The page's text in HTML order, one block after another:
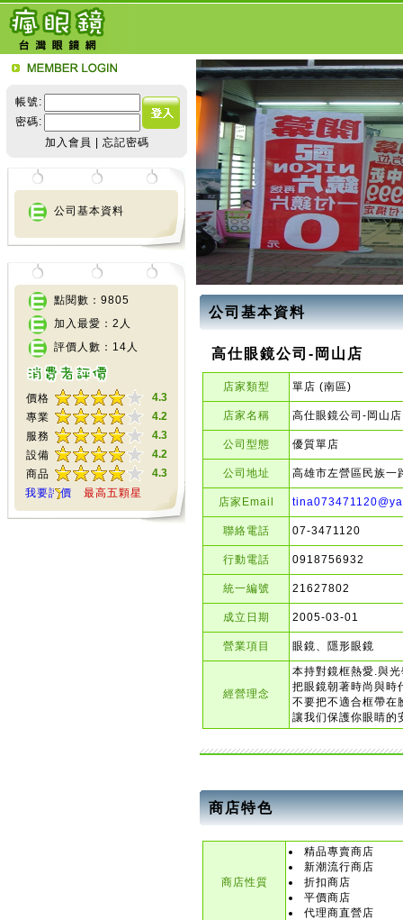
帳號:
密碼:
加入會員
忘記密碼
公司基本資料
點閱數：9805
加入最愛：2人
評價人數：14人
價格
4.3
專業
4.2
服務
4.3
設備
4.2
商品
4.3
我要評價
最高五顆星
公司基本資料
高仕眼鏡公司-岡山店
店家類型 單店 (南區)
店家名稱 高仕眼鏡公司-岡山店
公司型態 優質單店
公司地址 高雄市左營區民族一
店家Email
聯絡電話 07-3471120
行動電話 0918756932
統一編號 21627802
成立日期 2005-03-01
營業項目 眼鏡、隱形眼鏡
經營理念
本持對鏡框熱愛.與
把眼鏡朝著時尚與時
不要把不適合框帶在
讓我们保護你眼睛的
商店特色
商店性質
精品專賣商店
新潮流行商店
折扣商店
平價商店
代理商直營店